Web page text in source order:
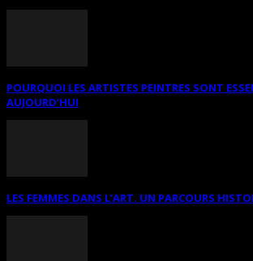
POURQUOI LES ARTISTES PEINTRES SONT
AUJOURD’HUI
LES FEMMES DANS L’ART. UN PARCOURS